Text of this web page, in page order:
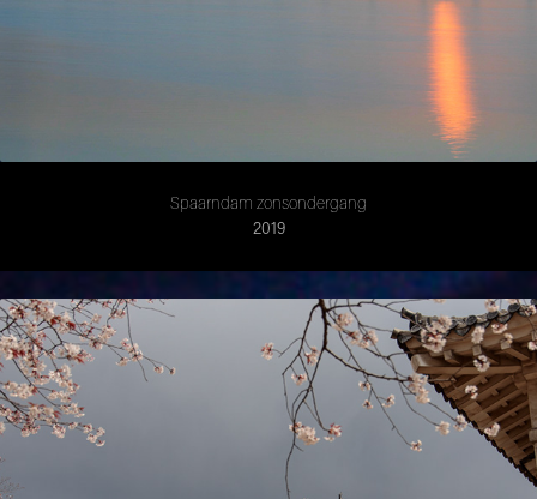
Spaarndam zonsondergang
2019